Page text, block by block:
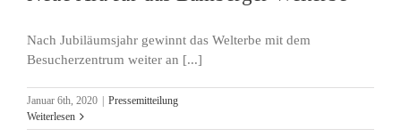
Nach Jubiläumsjahr gewinnt das Welterbe mit dem
Besucherzentrum weiter an [...]
Januar 6th, 2020
Pressemitteilung
Weiterlesen